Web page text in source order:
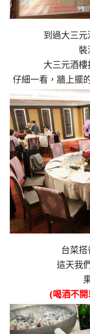
到過大三
裝
大三元酒
仔細一看，牆上擺
台菜
這天我
(喝酒不